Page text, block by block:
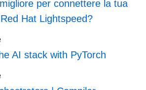
per connettere la tua
Hat Lightspeed?
AI stack with PyTorch